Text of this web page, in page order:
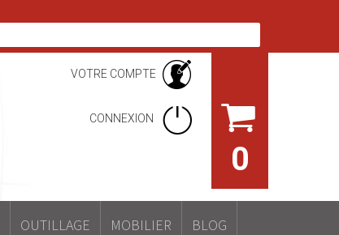
0
VOTRE COMPTE
CONNEXION
OUTILLAGE MOBILIER BLOG